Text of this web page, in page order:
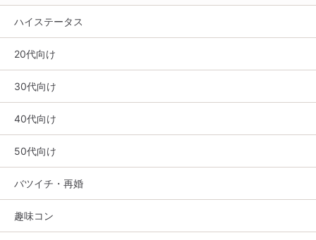
ハイステータス
20代向け
30代向け
40代向け
50代向け
バツイチ・再婚
趣味コン